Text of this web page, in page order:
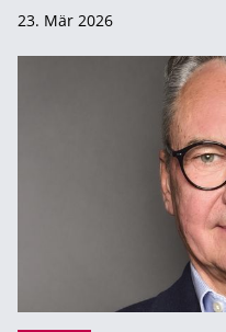
23. Mär 2026